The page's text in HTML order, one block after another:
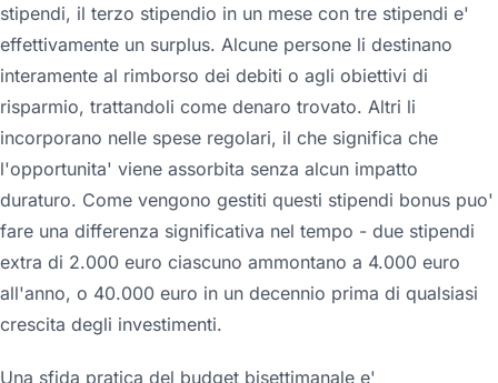
stipendi, il terzo stipendio in un mese con tre stipendi e'
effettivamente un surplus. Alcune persone li destinano
interamente al rimborso dei debiti o agli obiettivi di
risparmio, trattandoli come denaro trovato. Altri li
incorporano nelle spese regolari, il che significa che
l'opportunita' viene assorbita senza alcun impatto
duraturo. Come vengono gestiti questi stipendi bonus puo'
fare una differenza significativa nel tempo - due stipendi
extra di 2.000 euro ciascuno ammontano a 4.000 euro
all'anno, o 40.000 euro in un decennio prima di qualsiasi
crescita degli investimenti.
Una sfida pratica del budget bisettimanale e'